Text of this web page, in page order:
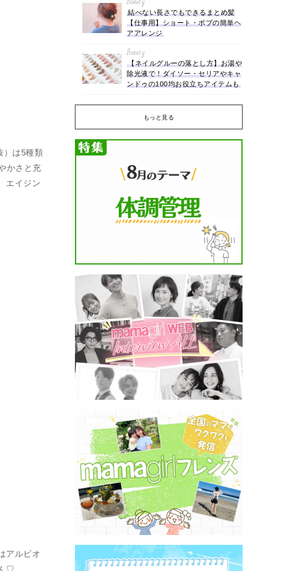
）は5種類
かさと充
エイジン
アルビオ
結べない長さでもできるまとめ髪
【仕事用】ショート・ボブの簡単ヘ
アアレンジ
Beauty
【ネイルグルーの落とし方】お湯や
除光液で！ダイソー・セリアやキャ
ンドゥの100均お役立ちアイテムも
もっと見る